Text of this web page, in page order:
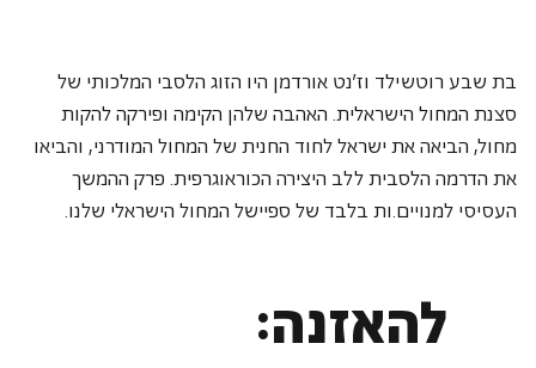
בת שבע רוטשילד וז׳נט אורדמן היו הזוג הלסבי המלכותי של
סצנת המחול הישראלית. האהבה שלהן הקימה ופירקה להקות
מחול, הביאה את ישראל לחוד החנית של המחול המודרני, והביאו
את הדרמה הלסבית ללב היצירה הכוראוגרפית. פרק ההמשך
העסיסי למנויים.ות בלבד של ספיישל המחול הישראלי שלנו.
להאזנה: